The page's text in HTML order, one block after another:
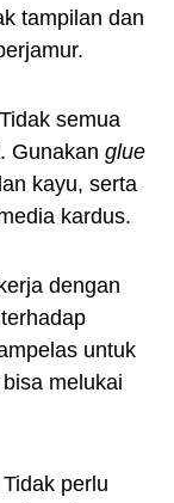
tampilan dan
Tidak semua
Gunakan glue
kayu, serta
kardus.
dengan
untuk
melukai
Tidak perlu